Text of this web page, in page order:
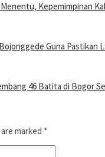
Kepemimpinan
Guna Pastikan
46 Batita di Bogor
marked *